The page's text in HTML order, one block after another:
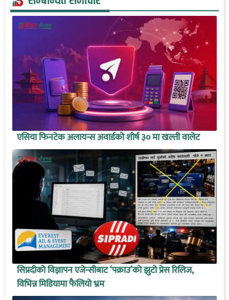
एसिया फिनटेक अलायन्स अवार्डको शीर्ष ३० मा खल्ती वालेट
सिप्रदीको विज्ञापन एजेन्सीबाट ‘पक्राउ’को झुटो प्रेस रिलिज,
विभिन्न मिडियामा फैलियो भ्रम